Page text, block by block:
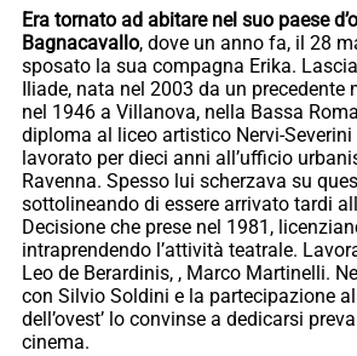
Era tornato ad abitare nel suo paese
Bagnacavallo, dove un anno fa, il 28
sposato la sua compagna Erika.
Iliade, nata nel 2003 da un precedente
nel 1946 a Villanova, nella Bassa
diploma al liceo artistico Nervi-Severini
lavorato per dieci anni all’ufficio
Ravenna. Spesso lui scherzava su
sottolineando di essere arrivato tardi
Decisione che prese nel 1981,
intraprendendo l’attività teatrale.
Leo de Berardinis, , Marco Martinelli.
con Silvio Soldini e la partecipazione al
dell’ovest’ lo convinse a dedicarsi
cinema.